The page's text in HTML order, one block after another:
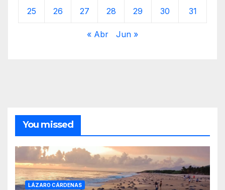
25 26 27 28 29 30 31
« Abr Jun »
You missed
LÁZARO CÁRDENAS